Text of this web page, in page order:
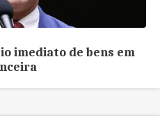
imediato de bens em